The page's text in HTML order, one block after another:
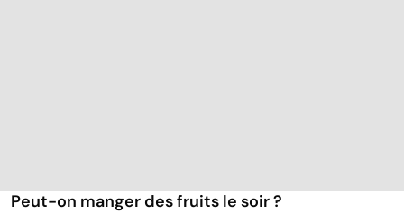
Peut-on manger des fruits le soir ?